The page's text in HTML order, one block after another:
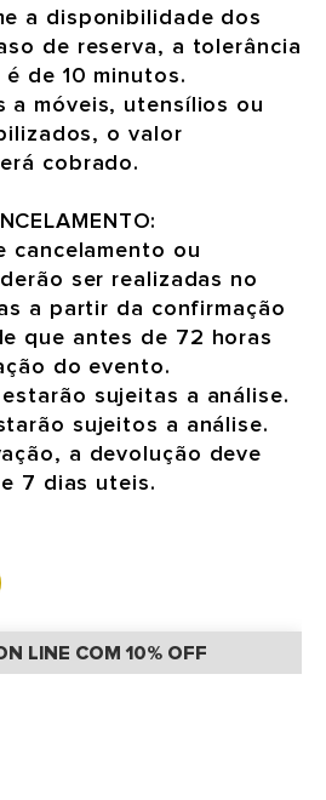
a disponibilidade dos
de reserva, a tolerância
de 10 minutos.
a móveis, utensílios ou
o valor
cobrado.
cancelamento ou
ser realizadas no
a partir da confirmação
que antes de 72 horas
do evento.
estarão sujeitas a análise.
sujeitos a análise.
a devolução deve
7 dias uteis.
LINE COM 10% OFF